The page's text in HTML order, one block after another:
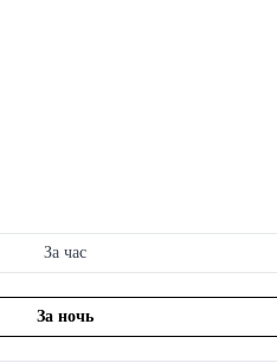
За час
За ночь